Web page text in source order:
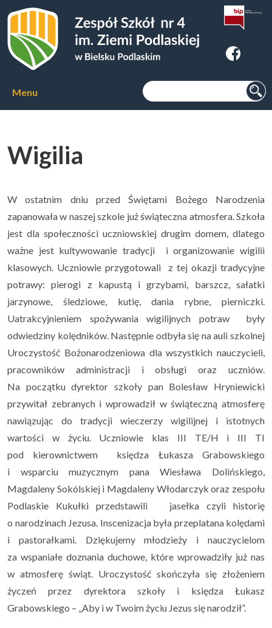
Zespoł Szkół nr 4 im. Ziemi
Podlaskiej w Bielsku Podlaskim
Szukaj:
Menu
O szkole
Kierunki kształcenia ▼
Kursy zawodowe ▼
Internat
Uczeń i rodzic ▼
Podlaskie Kukułki ▼
Rekrutacja ▼
Kontakt
Wigilia
W ostatnim dniu przed Świętami Bożego Narodzenia
zapanowała w naszej szkole już świąteczna atmosfera. Szkoła
jest dla społeczności uczniowskiej drugim domem, dlatego
ważne jest kultywowanie tradycji i organizowanie wigilii
klasowych. Uczniowie przygotowali z tej okazji tradycyjne
potrawy: pierogi z kapustą i grzybami, barszcz, sałatki
jarzynowe, śledziowe, kutię, dania rybne, pierniczki.
Uatrakcyjnieniem spożywania wigilijnych potraw były
odwiedziny kolędników. Następnie odbyła się na auli szkolnej
Uroczystość Bożonarodzeniowa dla wszystkich nauczycieli,
pracowników administracji i obsługi oraz uczniów.
Na początku dyrektor szkoły pan Bolesław Hryniewicki
przywitał zebranych i wprowadził w świąteczną atmosferę
nawiązując do tradycji wieczerzy wigilijnej i istotnych
wartości w życiu. Uczniowie klas III TE/H i III TI
pod kierownictwem księdza Łukasza Grabowskiego
i wsparciu muzycznym pana Wiesława Dolińskiego,
Magdaleny Sokólskiej i Magdaleny Włodarczyk oraz zespołu
Podlaskie Kukułki przedstawili jasełka czyli historię
o narodzinach Jezusa. Inscenizacja była przeplatana kolędami
i pastorałkami. Dziękujemy młodzieży i nauczycielom
za wspaniałe doznania duchowe, które wprowadziły już nas
w atmosferę świąt. Uroczystość skończyła się złożeniem
życzeń przez dyrektora szkoły i księdza Łukasz
Grabowskiego – „Aby i w Twoim życiu Jezus się narodził”.